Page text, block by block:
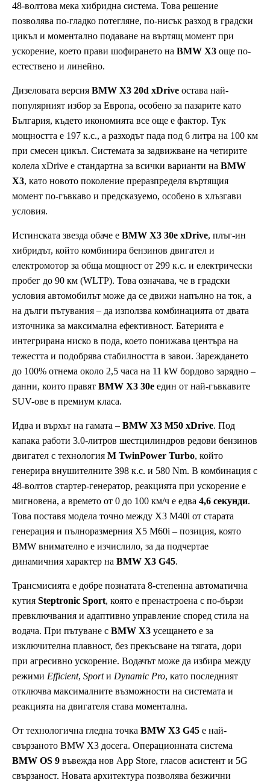
48-волтова мека хибридна система. Това решение
позволява по-гладко потегляне, по-нисък разход в градски
цикъл и моментално подаване на въртящ момент при
ускорение, което прави шофирането на BMW X3 още по-
естествено и линейно.
Дизеловата версия BMW X3 20d xDrive остава най-
популярният избор за Европа, особено за пазарите като
България, където икономията все още е фактор. Тук
мощността е 197 к.с., а разходът пада под 6 литра на 100 км
при смесен цикъл. Системата за задвижване на четирите
колела xDrive е стандартна за всички варианти на BMW
X3, като новото поколение преразпределя въртящия
момент по-гъвкаво и предсказуемо, особено в хлъзгави
условия.
Истинската звезда обаче е BMW X3 30e xDrive, плъг-ин
хибридът, който комбинира бензинов двигател и
електромотор за обща мощност от 299 к.с. и електрически
пробег до 90 км (WLTP). Това означава, че в градски
условия автомобилът може да се движи напълно на ток, а
на дълги пътувания – да използва комбинацията от двата
източника за максимална ефективност. Батерията е
интегрирана ниско в пода, което понижава центъра на
тежестта и подобрява стабилността в завои. Зареждането
до 100% отнема около 2,5 часа на 11 kW бордово зарядно –
данни, които правят BMW X3 30e един от най-гъвкавите
SUV-ове в премиум класа.
Идва и върхът на гамата – BMW X3 M50 xDrive. Под
капака работи 3.0-литров шестцилиндров редови бензинов
двигател с технология M TwinPower Turbo, който
генерира внушителните 398 к.с. и 580 Nm. В комбинация с
48-волтов стартер-генератор, реакцията при ускорение е
мигновена, а времето от 0 до 100 км/ч е едва 4,6 секунди.
Това поставя модела точно между X3 M40i от старата
генерация и пълноразмерния X5 M60i – позиция, която
BMW внимателно е изчислило, за да подчертае
динамичния характер на BMW X3 G45.
Трансмисията е добре познатата 8-степенна автоматична
кутия Steptronic Sport, която е пренастроена с по-бързи
превключвания и адаптивно управление според стила на
водача. При пътуване с BMW X3 усещането е за
изключителна плавност, без прекъсване на тягата, дори
при агресивно ускорение. Водачът може да избира между
режими Efficient, Sportи Dynamic Pro, като последният
отключва максималните възможности на системата и
реакцията на двигателя става моментална.
От технологична гледна точка BMW X3 G45 е най-
свързаното BMW X3 досега. Операционната система
BMW OS 9 въвежда нов App Store, гласов асистент и 5G
свързаност. Новата архитектура позволява безжични